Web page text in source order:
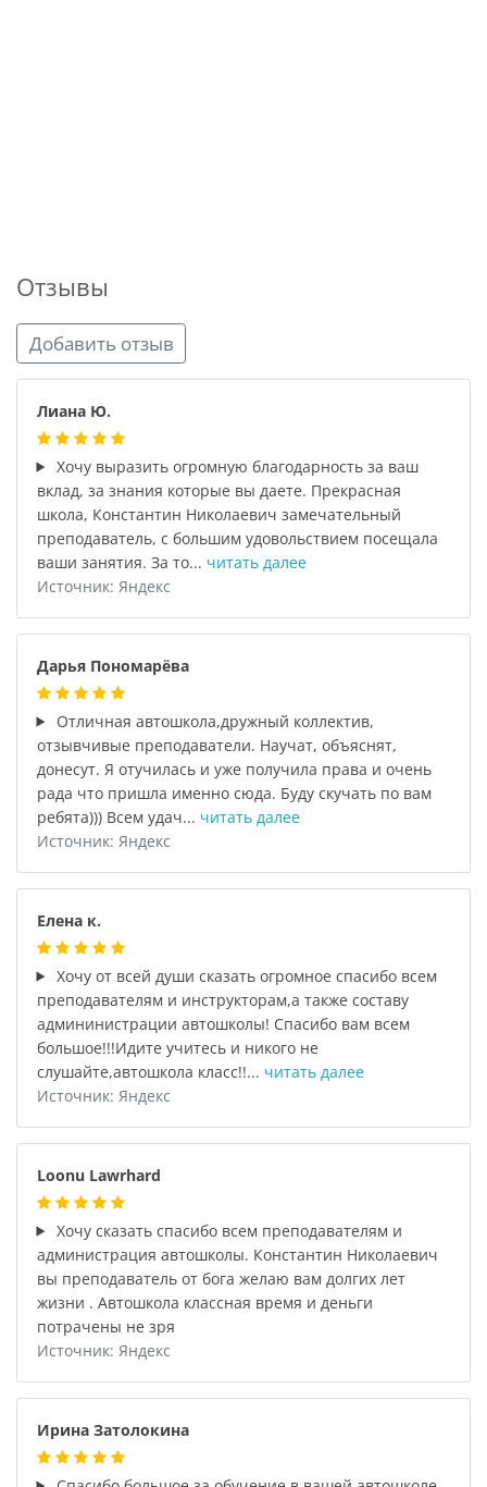
Отзывы
Добавить отзыв
Лиана Ю.
Хочу выразить огромную благодарность за ваш
вклад, за знания которые вы даете. Прекрасная
школа, Константин Николаевич замечательный
преподаватель, с большим удовольствием посещала
ваши занятия. За то... читать далее
Источник: Яндекс
Дарья Пономарёва
Отличная автошкола,дружный коллектив,
отзывчивые преподаватели. Научат, объяснят,
донесут. Я отучилась и уже получила права и очень
рада что пришла именно сюда. Буду скучать по вам
ребята))) Всем удач... читать далее
Источник: Яндекс
Елена к.
Хочу от всей души сказать огромное спасибо всем
преподавателям и инструкторам,а также составу
админинистрации автошколы! Спасибо вам всем
большое!!!Идите учитесь и никого не
слушайте,автошкола класс!!... читать далее
Источник: Яндекс
Loonu Lawrhard
Хочу сказать спасибо всем преподавателям и
администрация автошколы. Константин Николаевич
вы преподаватель от бога желаю вам долгих лет
жизни . Автошкола классная время и деньги
потрачены не зря
Источник: Яндекс
Ирина Затолокина